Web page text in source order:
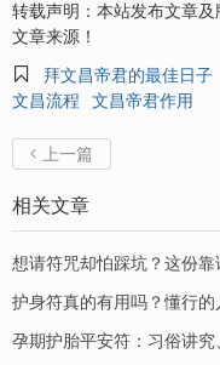
转载声明：本站发布文章
文章来源！

拜文昌帝君的最佳日子
文昌流程
文昌帝君作用
 上一篇
相关文章
想请符咒却怕踩坑？这份
护身符真的有用吗？懂行
孕期护胎平安符：习俗讲